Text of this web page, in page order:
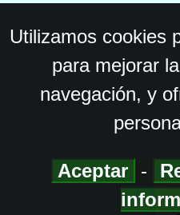
Utilizamos cookies
para mejorar
navegación, y
Aceptar -